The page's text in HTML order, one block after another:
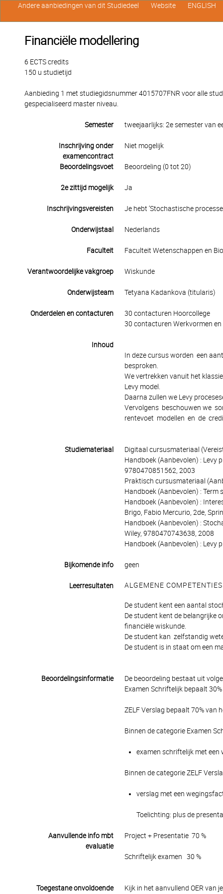
Financiële modellering
6 ECTS credits
150 u studietijd
Aanbieding 1 met studiegidsnummer 4015707FNR voor alle
gespecialiseerd master niveau.
Semester tweejaarlijks: 2e semester van
Inschrijving onder
examencontract
Niet mogelijk
Beoordelingsvoet Beoordeling (0 tot 20)
2e zittijd mogelijk Ja
Inschrijvingsvereisten Je hebt ‘Stochastische
Onderwijstaal Nederlands
Faculteit Faculteit Wetenschappen en
Verantwoordelijke vakgroep Wiskunde
Onderwijsteam Tetyana Kadankova (titularis)
Onderdelen en contacturen
30 contacturen Hoorcollege
30 contacturen Werkvormen en
Inhoud
In deze cursus worden een
besproken.
We vertrekken vanuit het
Levy model.
Daarna zullen we Levy
Vervolgens beschouwen we
rentevoet modellen en de
Studiemateriaal
Digitaal cursusmateriaal
Handboek (Aanbevolen) : Levy
9780470851562, 2003
Praktisch cursusmateriaal
Handboek (Aanbevolen) :
Handboek (Aanbevolen) :
Brigo, Fabio Mercurio, 2de,
Handboek (Aanbevolen) :
Wiley, 9780470743638, 2008
Handboek (Aanbevolen) : Levy
Bijkomende info geen
Leerresultaten ALGEMENE COMPETENTIES
De student kent een aantal
De student kent de belangrijke
financiële wiskunde.
De student kan zelfstandig
De student is in staat om een
Beoordelingsinformatie
De beoordeling bestaat uit
Examen Schriftelijk bepaalt
ZELF Verslag bepaalt 70% van
Binnen de categorie Examen
examen schriftelijk met een
Binnen de categorie ZELF
verslag met een
Toelichting: plus de
Aanvullende info mbt
evaluatie
Project + Presentatie 70 %
Schriftelijk examen 30 %
Toegestane onvoldoende Kijk in het aanvullend OER van
Andere aanbiedingen van dit Studiedeel Website ENGLISH